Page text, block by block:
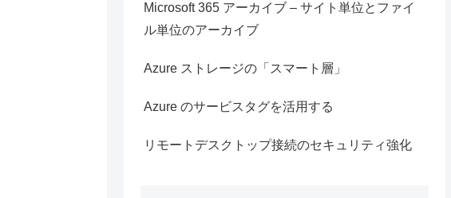
Microsoft 365 アーカイブ – サイト単位とファイ
ル単位のアーカイブ
Azure ストレージの「スマート層」
Azure のサービスタグを活用する
リモートデスクトップ接続のセキュリティ強化